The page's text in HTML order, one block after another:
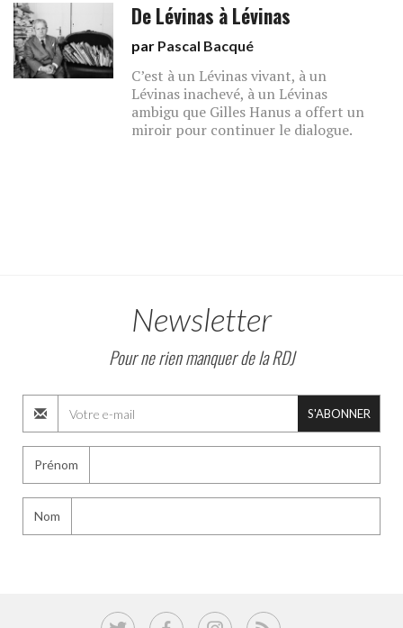
De Lévinas à Lévinas
par Pascal Bacqué
C’est à un Lévinas vivant, à un
Lévinas inachevé, à un Lévinas
ambigu que Gilles Hanus a offert un
miroir pour continuer le dialogue.
Newsletter
Pour ne rien manquer de la RDJ
S'ABONNER
Prénom
Nom